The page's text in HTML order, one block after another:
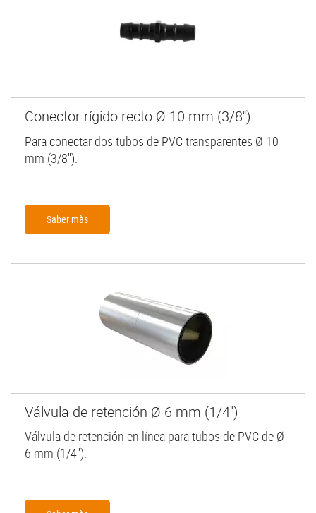
Conector rígido recto Ø 10 mm (3/8'')
Para conectar dos tubos de PVC transparentes Ø 10
mm (3/8'').
Saber màs
Válvula de retención Ø 6 mm (1/4'')
Válvula de retención en línea para tubos de PVC de Ø
6 mm (1/4'').